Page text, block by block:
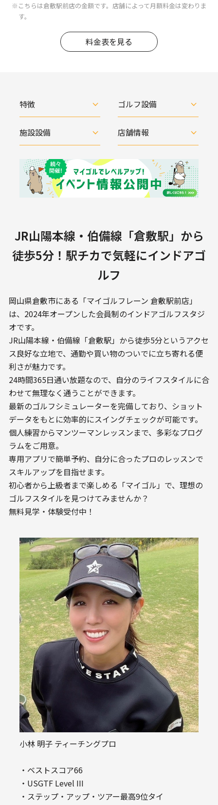
こちらは倉敷駅前店の金額です。店舗によって月額料金は変わりま
す。
料金表を見る
特徴 ゴルフ設備
施設設備 店舗情報
JR山陽本線・伯備線「倉敷駅」から
徒歩5分！駅チカで気軽にインドアゴ
ルフ
岡山県倉敷市にある「マイゴルフレーン 倉敷駅前店」
は、2024年オープンした会員制のインドアゴルフスタジ
オです。
JR山陽本線・伯備線「倉敷駅」から徒歩5分というアクセ
ス良好な立地で、通勤や買い物のついでに立ち寄れる便
利さが魅力です。
24時間365日通い放題なので、自分のライフスタイルに合
わせて無理なく通うことができます。
最新のゴルフシミュレーターを完備しており、ショット
データをもとに効率的にスイングチェックが可能です。
個人練習からマンツーマンレッスンまで、多彩なプログ
ラムをご用意。
専用アプリで簡単予約、自分に合ったプロのレッスンで
スキルアップを目指せます。
初心者から上級者まで楽しめる「マイゴル」で、理想の
ゴルフスタイルを見つけてみませんか？
無料見学・体験受付中！
小林 明子 ティーチングプロ
・ベストスコア66
・USGTF Level III
・ステップ・アップ・ツアー最高9位タイ